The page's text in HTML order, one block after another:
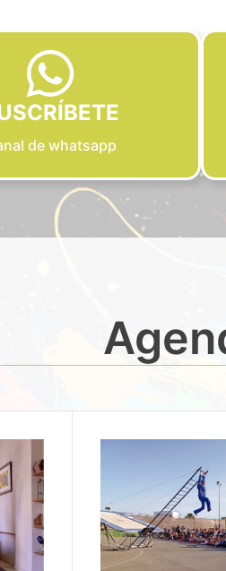
de whatsapp